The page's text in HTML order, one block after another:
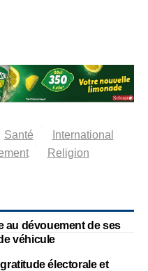
Santé
International
Religion
au dévouement de ses
véhicule
électorale et